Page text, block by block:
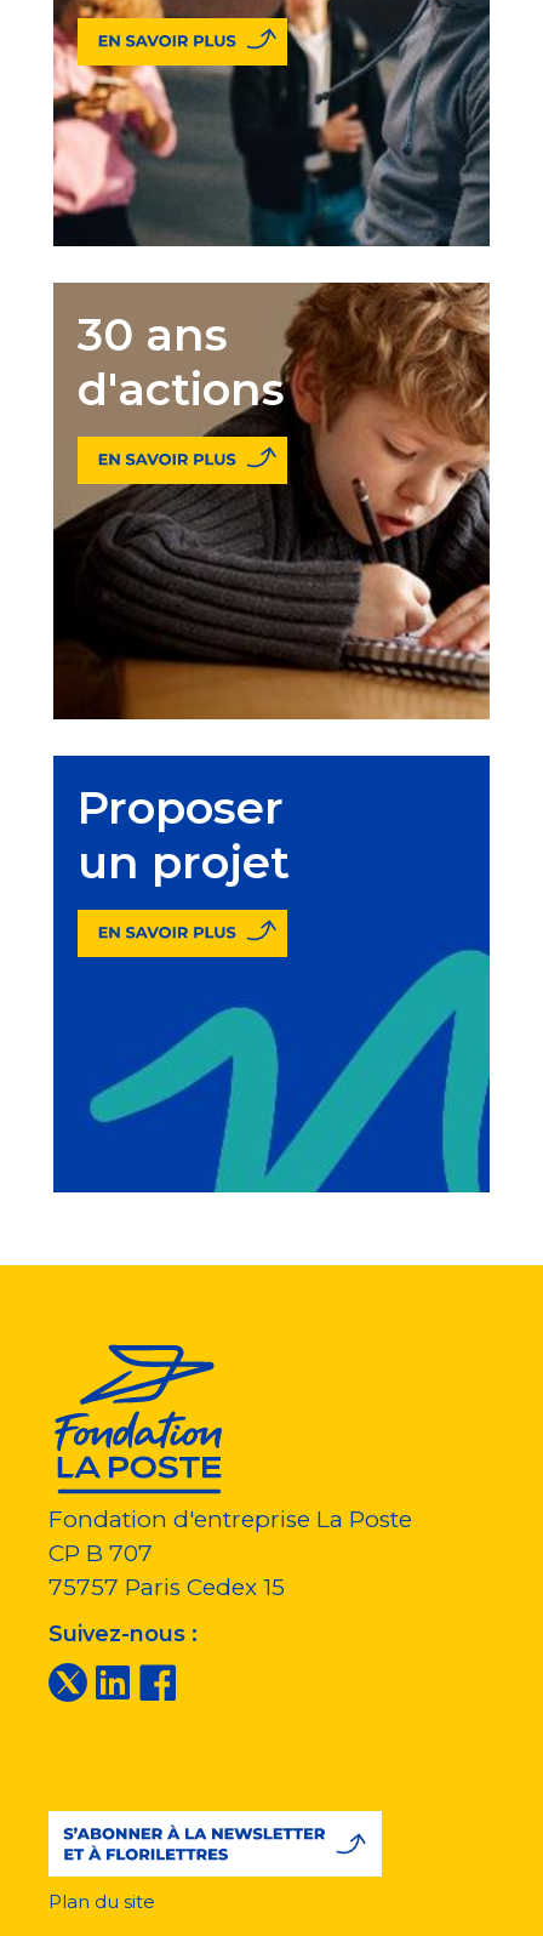
30 ans
d'actions
Proposer
un projet
Fondation d'entreprise La Poste
CP B 707
75757 Paris Cedex 15
Suivez-nous :
Plan du site